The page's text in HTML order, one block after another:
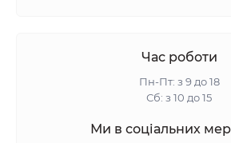
Час роботи
Пн-Пт: з 9 до 18
Сб: з 10 до 15
Ми в соціальних